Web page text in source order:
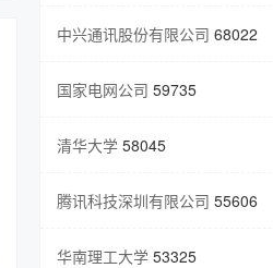
中兴通讯股份有限公司 68022
国家电网公司 59735
清华大学58045
腾讯科技深圳有限公司 55606
华南理工大学53325